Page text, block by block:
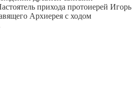
прихода протоиерей Игорь
Архиерея с ходом